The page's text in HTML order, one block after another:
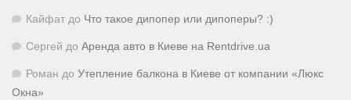
Кайфат до Что такое дипопер или дипоперы? :)
Сергей до Аренда авто в Киеве на Rentdrive.ua
Роман до Утепление балкона в Киеве от компании «Люкс
Окна»